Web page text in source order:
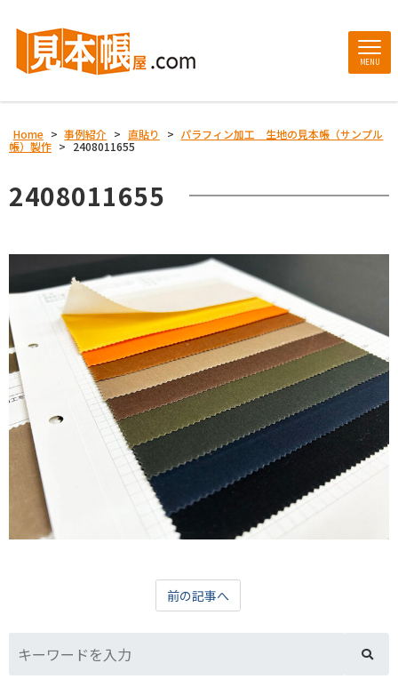
MENU
Home > 事例紹介 > 直貼り > パラフィン加工 生地の見本帳（サンプル
帳）製作 > 2408011655
2408011655
前の記事へ